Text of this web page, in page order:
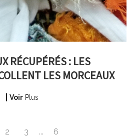
RÉCUPÉRÉS : LES
LES MORCEAUX
VoirPlus
2 3 ... 6